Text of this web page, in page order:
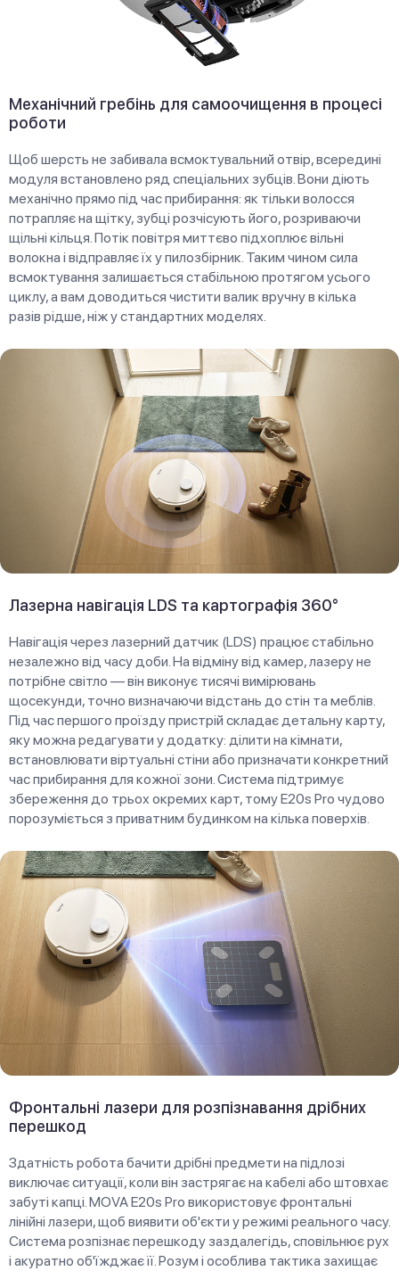
Механічний гребінь для самоочищення в процесі
роботи
Щоб шерсть не забивала всмоктувальний отвір, всередині
модуля встановлено ряд спеціальних зубців. Вони діють
механічно прямо під час прибирання: як тільки волосся
потрапляє на щітку, зубці розчісують його, розриваючи
щільні кільця. Потік повітря миттєво підхоплює вільні
волокна і відправляє їх у пилозбірник. Таким чином сила
всмоктування залишається стабільною протягом усього
циклу, а вам доводиться чистити валик вручну в кілька
разів рідше, ніж у стандартних моделях.
Лазерна навігація LDS та картографія 360°
Навігація через лазерний датчик (LDS) працює стабільно
незалежно від часу доби. На відміну від камер, лазеру не
потрібне світло — він виконує тисячі вимірювань
щосекунди, точно визначаючи відстань до стін та меблів.
Під час першого проїзду пристрій складає детальну карту,
яку можна редагувати у додатку: ділити на кімнати,
встановлювати віртуальні стіни або призначати конкретний
час прибирання для кожної зони. Система підтримує
збереження до трьох окремих карт, тому E20s Pro чудово
порозуміється з приватним будинком на кілька поверхів.
Фронтальні лазери для розпізнавання дрібних
перешкод
Здатність робота бачити дрібні предмети на підлозі
виключає ситуації, коли він застрягає на кабелі або штовхає
забуті капці. MOVA E20s Pro використовує фронтальні
лінійні лазери, щоб виявити об'єкти у режимі реального часу.
Система розпізнає перешкоду заздалегідь, сповільнює рух
і акуратно об'їжджає її. Розум і особлива тактика захищає